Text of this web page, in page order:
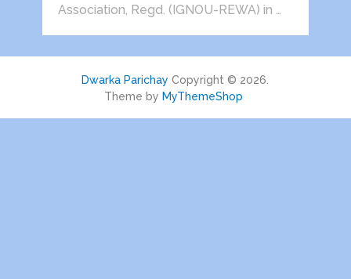
Association, Regd. (IGNOU-REWA) in …
Dwarka Parichay Copyright © 2026.
Theme by MyThemeShop